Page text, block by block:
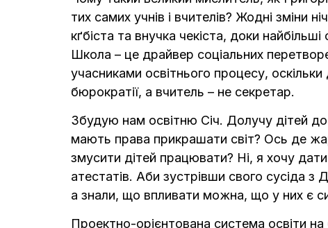
тих самих учнів і вчителів? Жодні зміни
кґбіста та внучка чекіста, доки
Школа – це драйвер соціальних
учасниками освітнього процесу,
бюрократії, а вчитель – не секретар.
Збудую нам освітню Січ. Долучу дітей
мають права прикрашати світ? Ось де
змусити дітей працювати? Ні, я хочу
атестатів. Аби зустрівши свого сусіда
а знали, що впливати можна, що у них є
Проектно-орієнтована система освіти на